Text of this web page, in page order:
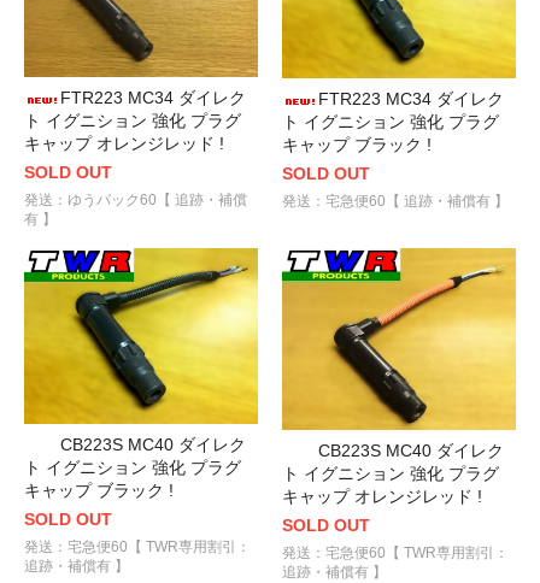
FTR223 MC34 ダイレク
ト イグニション 強化 プラグ
キャップ オレンジレッド !
SOLD OUT
発送：ゆうパック60【 追跡・補償
有 】
FTR223 MC34 ダイレク
ト イグニション 強化 プラグ
キャップ ブラック !
SOLD OUT
発送：宅急便60【 追跡・補償有 】
CB223S MC40 ダイレク
ト イグニション 強化 プラグ
キャップ ブラック !
SOLD OUT
発送：宅急便60【 TWR専用割引：
追跡・補償有 】
CB223S MC40 ダイレク
ト イグニション 強化 プラグ
キャップ オレンジレッド !
SOLD OUT
発送：宅急便60【 TWR専用割引：
追跡・補償有 】